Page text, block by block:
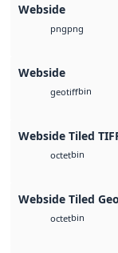
Webside
pngpng
Webside
geotiffbin
Webside Tiled
octetbin
Webside Tiled
octetbin